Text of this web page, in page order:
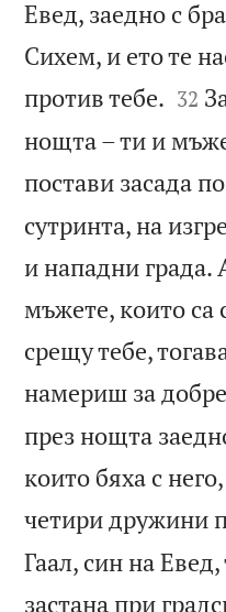
Евед, заедно с
Сихем, и ето те
против тебе. 

32
нощта – ти и
постави засада
сутринта, на
и нападни града.
мъжете, които са
срещу тебе,
намериш за
през нощта
които бяха с
четири дружини
Гаал, син на
застана при